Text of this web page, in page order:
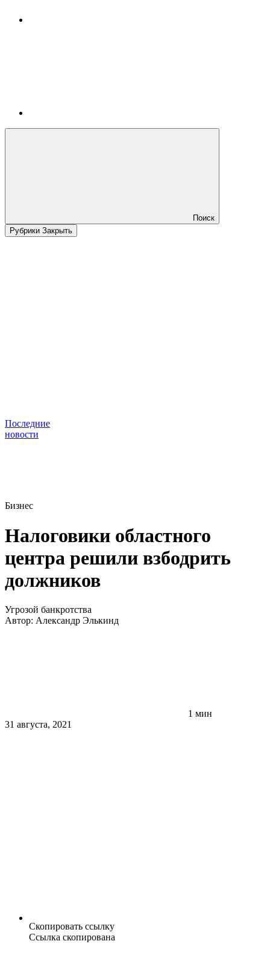
Поиск
Рубрики Закрыть
Последние
новости
Бизнес
Налоговики областного
центра решили взбодрить
должников
Угрозой банкротства
Автор: Александр Элькинд
1 мин
31 августа, 2021
Скопировать ссылку
Ссылка скопирована